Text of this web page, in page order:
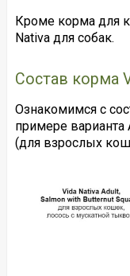
Кроме корма для
Nativa для собак.
Состав корма
Ознакомимся с
примере варианта
(для взрослых